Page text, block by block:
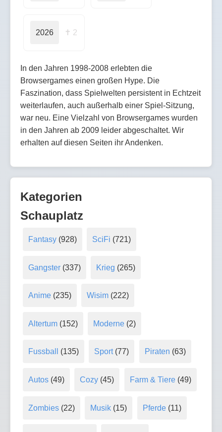
2026 ✝ 2
In den Jahren 1998-2008 erlebten die
Browsergames einen großen Hype. Die
Faszination, dass Spielwelten persistent in Echtzeit
weiterlaufen, auch außerhalb einer Spiel-Sitzung,
war neu. Eine Vielzahl von Browsergames wurden
in den Jahren ab 2009 leider abgeschaltet. Wir
erhalten auf diesen Seiten ihr Andenken.
Kategorien
Schauplatz
Fantasy(928) SciFi (721)
Gangster(337) Krieg (265)
Anime(235) Wisim (222)
Altertum(152) Moderne (2)
Fussball (135) Sport(77) Piraten (63)
Autos(49) Cozy (45) Farm & Tiere(49)
Zombies(22) Musik (15) Pferde(11)